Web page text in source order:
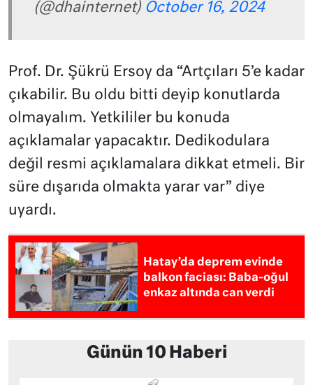
(@dhainternet) October 16, 2024
Prof. Dr. Şükrü Ersoy da “Artçıları 5’e kadar
çıkabilir. Bu oldu bitti deyip konutlarda
olmayalım. Yetkililer bu konuda
açıklamalar yapacaktır. Dedikodulara
değil resmi açıklamalara dikkat etmeli. Bir
süre dışarıda olmakta yarar var” diye
uyardı.
Hatay’da deprem evinde
balkon faciası: Baba-oğul
enkaz altında can verdi
Günün 10 Haberi